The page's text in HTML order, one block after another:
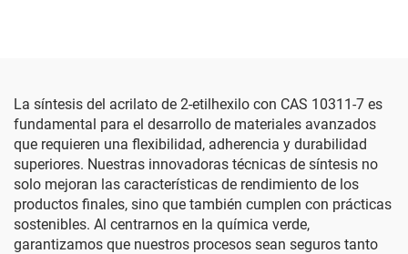
La síntesis del acrilato de 2-etilhexilo con CAS 10311-7 es
fundamental para el desarrollo de materiales avanzados
que requieren una flexibilidad, adherencia y durabilidad
superiores. Nuestras innovadoras técnicas de síntesis no
solo mejoran las características de rendimiento de los
productos finales, sino que también cumplen con prácticas
sostenibles. Al centrarnos en la química verde,
garantizamos que nuestros procesos sean seguros tanto